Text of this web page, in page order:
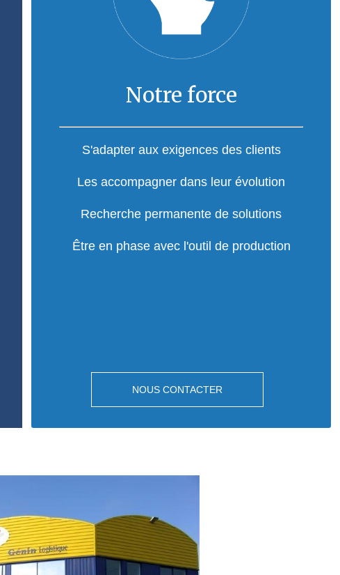
Notre force
S'adapter aux exigences des clients
Les accompagner dans leur évolution
Recherche permanente de solutions
Être en phase avec l'outil de production
NOUS CONTACTER